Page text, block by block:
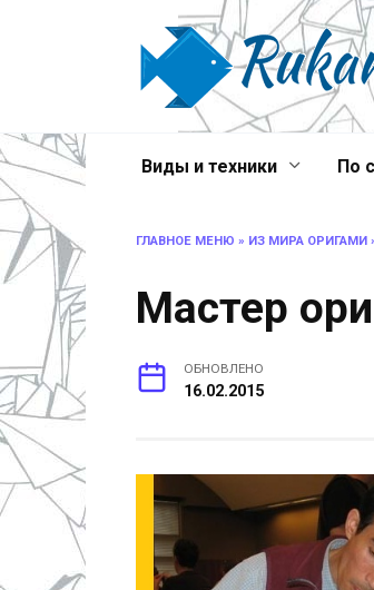
Виды и техники По
ГЛАВНОЕ МЕНЮ » ИЗ МИРА ОРИГАМИ
Мастер
ОБНОВЛЕНО
16.02.2015